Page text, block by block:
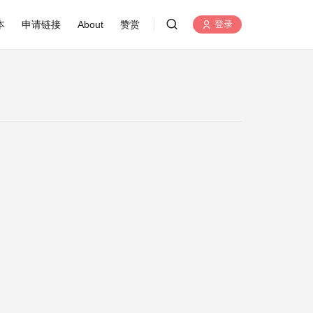
申请链接 About 赞赏 登录